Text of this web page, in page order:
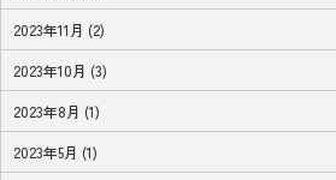
2023年11月 (2)
2023年10月 (3)
2023年8月 (1)
2023年5月 (1)